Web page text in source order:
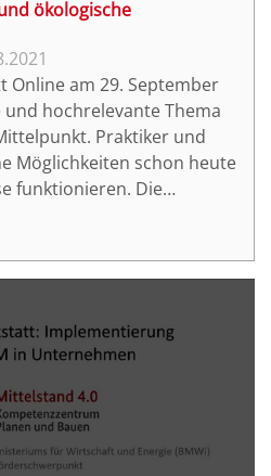
ökologische
Online am 29. September
hochrelevante Thema
Praktiker und
Möglichkeiten schon heute
funktionieren. Die